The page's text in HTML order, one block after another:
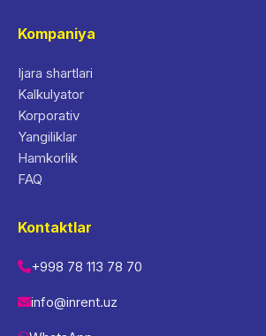
Kompaniya
Ijara shartlari
Kalkulyator
Korporativ
Yangiliklar
Hamkorlik
FAQ
Kontaktlar
+998 78 113 78 70
info@inrent.uz